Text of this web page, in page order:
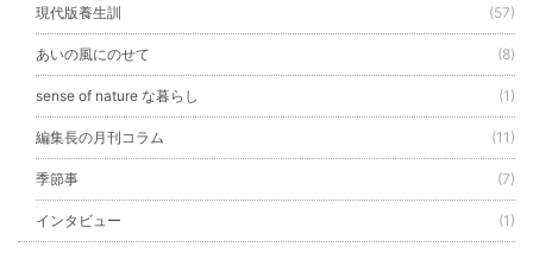
現代版養生訓 (57)
あいの風にのせて (8)
sense of nature な暮らし (1)
編集長の月刊コラム (11)
季節事 (7)
インタビュー (1)